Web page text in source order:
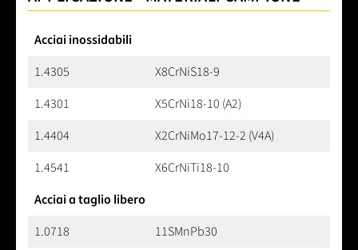
Acciai inossidabili
1.4305
X8CrNiS18-9
1.4301
X5CrNi18-10 (A2)
1.4404
X2CrNiMo17-12-2 (V4A)
1.4541
X6CrNiTi18-10
Acciai a taglio libero
1.0718
11SMnPb30